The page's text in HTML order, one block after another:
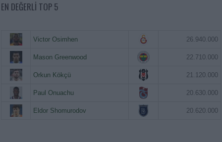
EN DEĞERLI TOP 5
Victor Osimhen 26.940.000
Mason Greenwood 22.710.000
Orkun Kökçü 21.120.000
Paul Onuachu 20.630.000
Eldor Shomurodov 20.620.000